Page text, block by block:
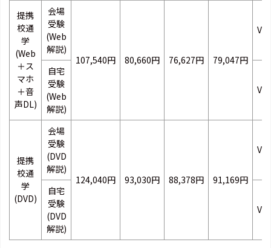
提携
校通
学
(Web
＋ス
マホ
＋音
声DL)
会場
受験
(Web
解説)
107,540円
80,660円 76,627円 79,047円
自宅
受験
(Web
解説)
提携
校通
学
(DVD)
会場
受験
(DVD
解説)
124,040円
93,030円 88,378円 91,169円
自宅
受験
(DVD
解説)